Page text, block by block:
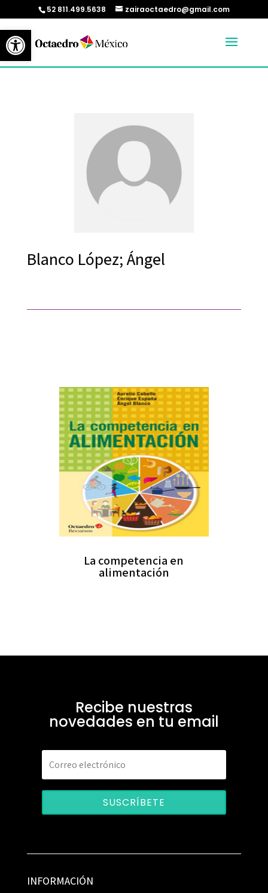
Abrir barra de herramientas
52 811.499.5638 zairaoctaedro@gmail.com
Blanco López; Ángel
La competencia en
alimentación
Recibe nuestras
novedades en tu email
SUSCRÍBETE
INFORMACIÓN